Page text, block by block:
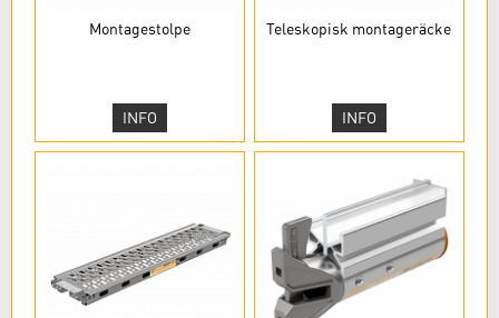
Montagestolpe
INFO
Teleskopisk montageräcke
INFO